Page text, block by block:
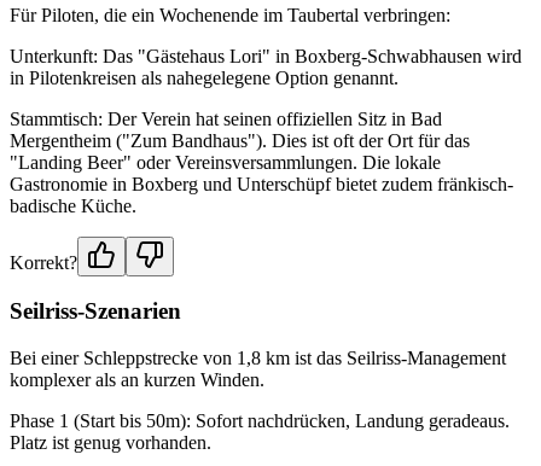
Für Piloten, die ein Wochenende im Taubertal verbringen:
Unterkunft: Das "Gästehaus Lori" in Boxberg-Schwabhausen wird
in Pilotenkreisen als nahegelegene Option genannt.
Stammtisch: Der Verein hat seinen offiziellen Sitz in Bad
Mergentheim ("Zum Bandhaus"). Dies ist oft der Ort für das
"Landing Beer" oder Vereinsversammlungen. Die lokale
Gastronomie in Boxberg und Unterschüpf bietet zudem fränkisch-
badische Küche.
Korrekt?
Seilriss-Szenarien
Bei einer Schleppstrecke von 1,8 km ist das Seilriss-Management
komplexer als an kurzen Winden.
Phase 1 (Start bis 50m): Sofort nachdrücken, Landung geradeaus.
Platz ist genug vorhanden.